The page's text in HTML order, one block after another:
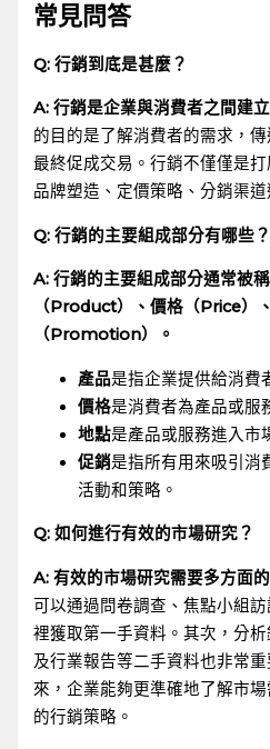
常見問答
Q: 行銷到底是甚麼？
A: 行銷是企業與消費者之間建
的目的是了解消費者的需求，
最終促成交易。行銷不僅僅是
品牌塑造、定價策略、分銷渠道
Q: 行銷的主要組成部分有哪些？
A: ⁢行銷的主要組成部分通常被
（Product）、價格（Price）
（Promotion）。
產品是指企業提供給消費
價格是消費者為產品或服
地點是產品或服務進入市
促銷是指所有用來吸引消
活動和策略。
Q: 如何進行有效的市場研究？
A: 有效的市場研究需要多方面
可以通過問卷調查、焦點小組
裡獲取第一手資料。其次，分
及行業報告等二手資料也非常
來，企業能夠更準確地了解市
的行銷策略。